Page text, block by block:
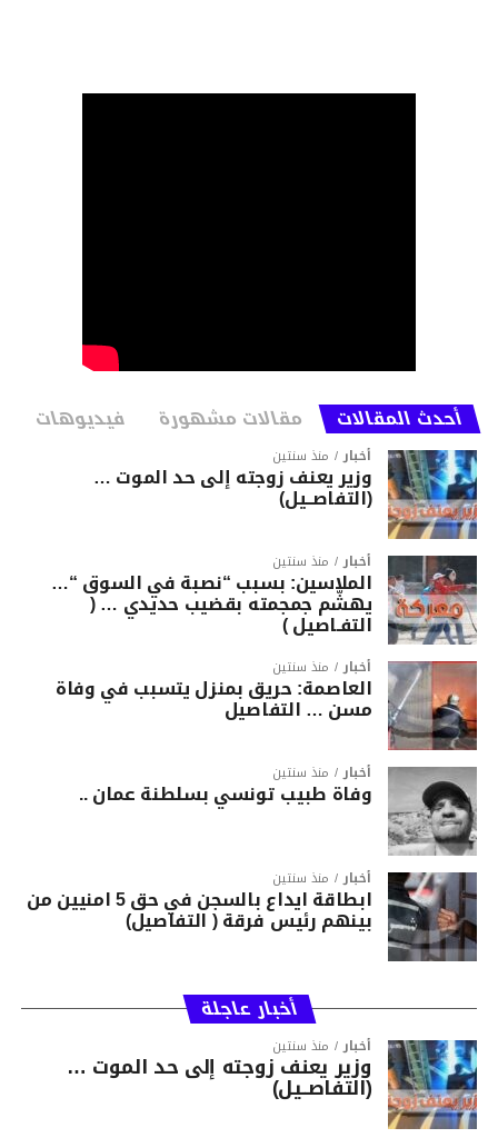
أحدث المقالات مقالات مشهورة فيديوهات
أخبار منذ سنتين
وزير يعنف زوجته إلى حد الموت …
(التفاصــيل)
أخبار منذ سنتين
الملاسين: بسبب “نصبة في السوق “…
يهشّم جمجمته بقضيب حديدي … (
التفـاصيل )
أخبار منذ سنتين
العاصمة: حريق بمنزل يتسبب في وفاة
مسن … التفاصيل
أخبار منذ سنتين
وفاة طبيب تونسي بسلطنة عمان ..
أخبار منذ سنتين
ابطاقة ايداع بالسجن في حق 5 امنيين من
بينهم رئيس فرقة ( التفاصيل)
أخبار عاجلة
أخبار منذ سنتين
وزير يعنف زوجته إلى حد الموت …
(التفاصــيل)